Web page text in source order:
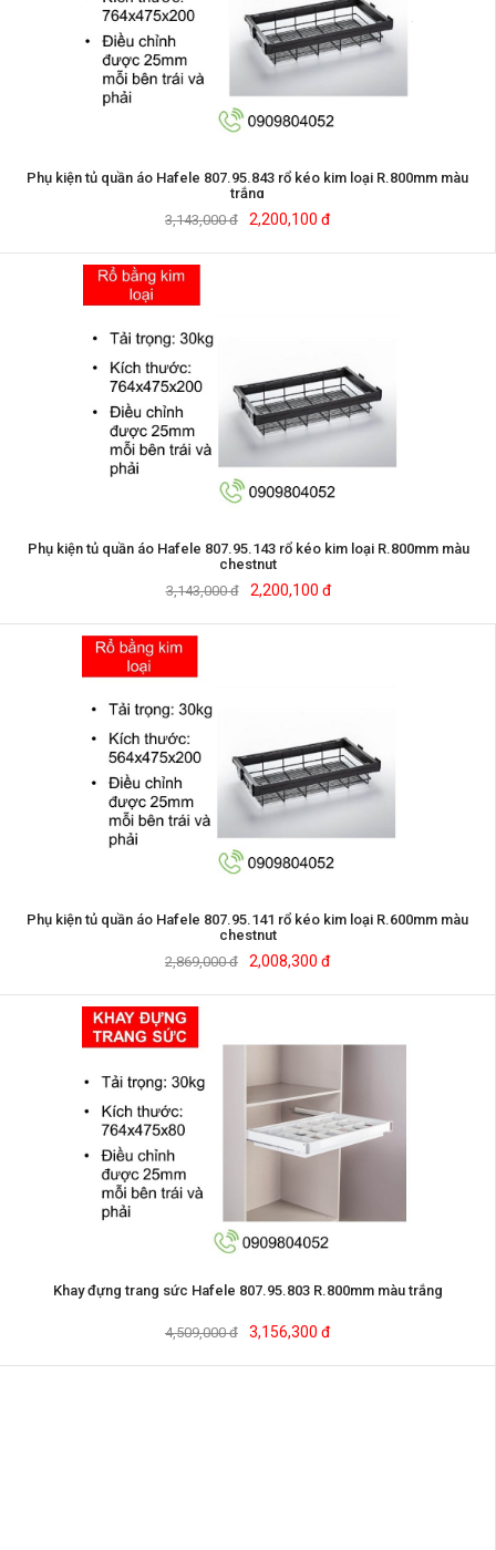
Phụ kiện tủ quần áo Hafele 807.95.843 rổ kéo kim loại R.800mm màu
trắng
3,143,000 đ
2,200,100 đ
Phụ kiện tủ quần áo Hafele 807.95.143 rổ kéo kim loại R.800mm màu
chestnut
3,143,000 đ
2,200,100 đ
Phụ kiện tủ quần áo Hafele 807.95.141 rổ kéo kim loại R.600mm màu
chestnut
2,869,000 đ
2,008,300 đ
Khay đựng trang sức Hafele 807.95.803 R.800mm màu trắng
4,509,000 đ 3,156,300 đ